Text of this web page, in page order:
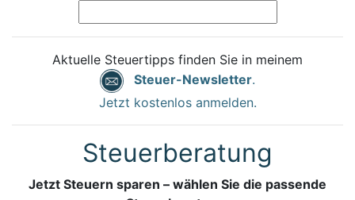
Aktuelle Steuertipps finden Sie in meinem
Steuer-Newsletter.
Jetzt kostenlos anmelden.
Steuerberatung
Jetzt Steuern sparen – wählen Sie die passende